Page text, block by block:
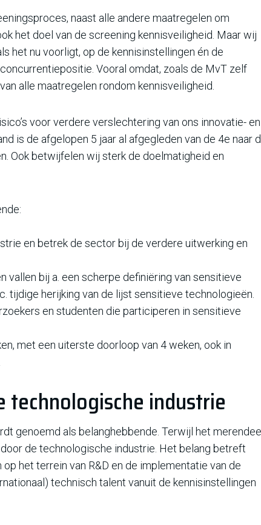
naast alle andere maatregelen om
het doel van de screening kennisveiligheid. Maar wij
het nu voorligt, op de kennisinstellingen én de
Vooral omdat, zoals de MvT zelf
alle maatregelen rondom kennisveiligheid.
voor verdere verslechtering van ons innovatie- en
is de afgelopen 5 jaar al afgegleden van de 4e naar
Ook betwijfelen wij sterk de doelmatigheid en
en betrek de sector bij de verdere uitwerking en
bij a. een scherpe definiëring van sensitieve
tijdige herijking van de lijst sensitieve technologieën.
en studenten die participeren in sensitieve
met een uiterste doorloop van 4 weken, ook in
technologische industrie
genoemd als belanghebbende. Terwijl het
de technologische industrie. Het belang betreft
het terrein van R&D en de implementatie van de
technisch talent vanuit de kennisinstellingen